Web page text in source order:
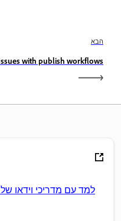
הבא
with publish workflows
למד עם מדריכי וידאו